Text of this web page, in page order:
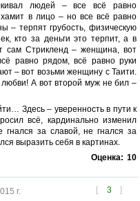
людей – все всё равно
в лицо – но все всё равно
терпят грубость, физическую
кто за деньги это терпит, а в
сам Стрикленд – женщина, вот
равно рядом, всё равно руки
– вот возьми женщину с Таити.
А вот второй муж не бил –
Здесь – уверенность в пути к
всё, кардинально изменил
за славой, не гнался за
выразить себя в картинах.
Оценка: 10
[ 3 ]
г.